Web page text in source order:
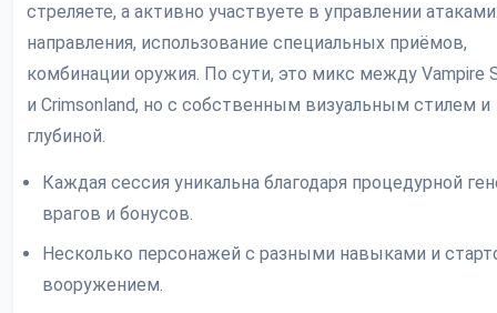
стреляете, а активно участвуете в управлении
направления, использование специальных приёмов,
комбинации оружия. По сути, это микс между Vampire
и Crimsonland, но с собственным визуальным стилем и
глубиной.
Каждая сессия уникальна благодаря процедурной
врагов и бонусов.
Несколько персонажей с разными навыками и
вооружением.